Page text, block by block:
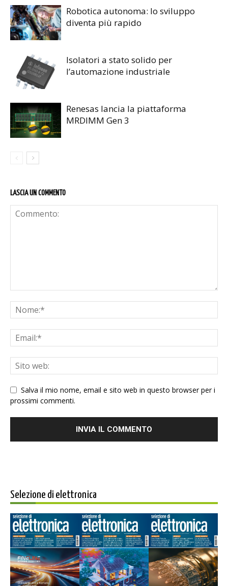
Robotica autonoma: lo sviluppo
diventa più rapido
Isolatori a stato solido per
l’automazione industriale
Renesas lancia la piattaforma
MRDIMM Gen 3
LASCIA UN COMMENTO
Salva il mio nome, email e sito web in questo browser per i
prossimi commenti.
Selezione di elettronica